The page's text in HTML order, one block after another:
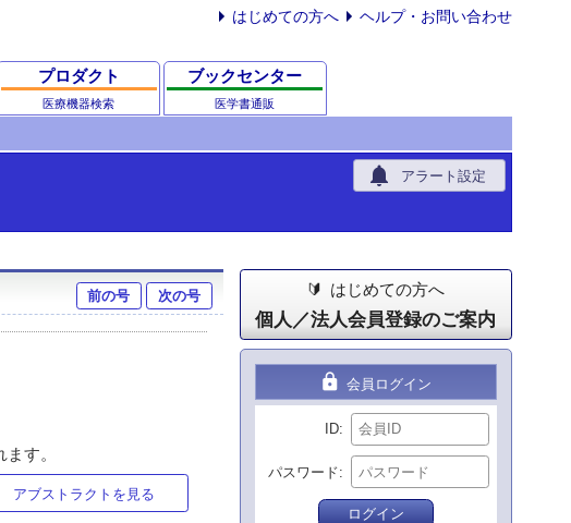
はじめての方へ ヘルプ・お問い合わせ
プロダクト
医療機器検索
ブックセンター
医学書通販
notifications アラート設定
前の号 次の号
す。
アブストラクトを見る
はじめての方へ
個人／法人会員登録のご案内
lock 会員ログイン
ID
パスワード
ログイン